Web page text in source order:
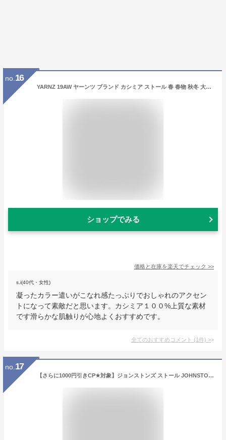
no. 16
YARNZ 19AW ヤーンツ ブランド カシミア ストール 春 春物 秋冬 大判ストール ショール 春夏 カシミヤ 100% メンズ レディース 薄手 NEWYORK 大判 カシミヤストール 【送料無料】 クリスマス 早割
ショップでみる
価格と在庫を楽天でチェック >>
s.i(40代・女性)
凝ったカラー遣いがこなれ感たっぷりでおしゃれのアクセン
トになって素敵だと思います。カシミア１００%上質な素材
です滑らかな肌触りが心地よくおすすめです。
全てのおすすめコメント (1件) >
no. 17
【さらに1000円引きCP★対象】ジョンストンズ ストール JOHNSTONS ストール メンズ レディース ブラック 黒 ブラウン 茶 WA000056 ブランド カシミア カシミヤ マフラー スカーフ ストール 羽織 ブランケット チェック柄 ニット シンプル ひざ掛け スコットランド